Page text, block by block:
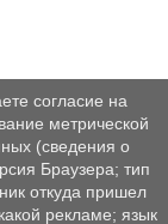
согласие на
метрической
(сведения о
Браузера; тип
откуда пришел
рекламе; язык